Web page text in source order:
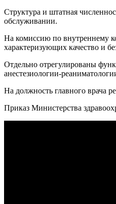
Структура и штатная
обслуживании.
На комиссию по внутреннему
характеризующих качество и
Отдельно отрегулированы
анестезиологии-
На должность главного врача
Приказ Министерства